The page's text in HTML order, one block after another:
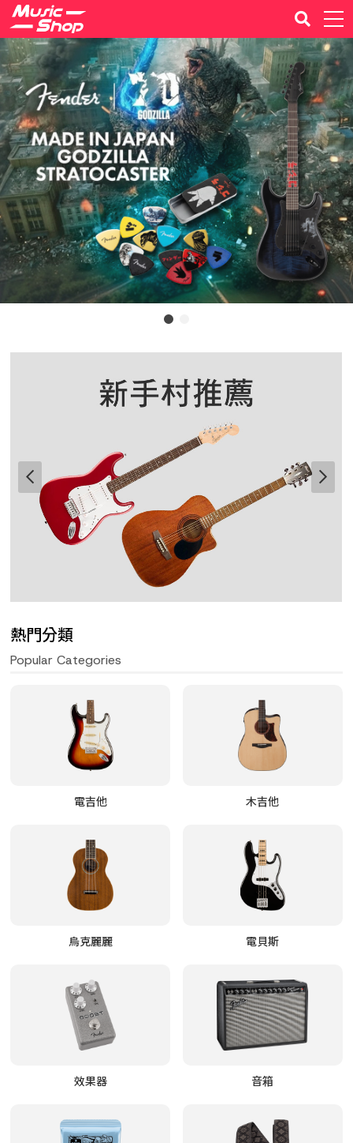
熱門分類
Popular Categories
電吉他 木吉他
烏克麗麗 電貝斯
效果器 音箱